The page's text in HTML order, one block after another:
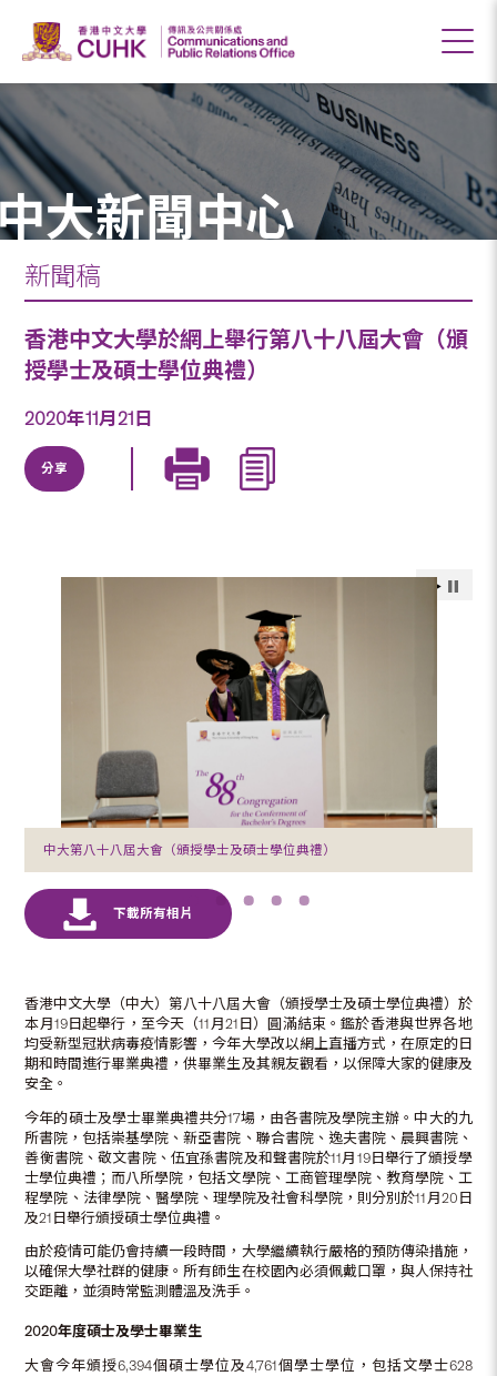
大新聞中心
新聞稿
香港中文大學於網上舉行第八十八屆大會（頒
授學士及碩士學位典禮）
2020年11月21日
分享
中大第八十八屆大會（頒授學士及碩士學位典禮）
香港中文大學（中大）第八十八屆大會（頒授學士及碩士學位典禮）於
本月19日起舉行，至今天（11月21日）圓滿結束。鑑於香港與世界各地
均受新型冠狀病毒疫情影響，今年大學改以網上直播方式，在原定的日
期和時間進行畢業典禮，供畢業生及其親友觀看，以保障大家的健康及
安全。
今年的碩士及學士畢業典禮共分17場，由各書院及學院主辦。中大的九
所書院，包括崇基學院、新亞書院、聯合書院、逸夫書院、晨興書院、
善衡書院、敬文書院、伍宜孫書院及和聲書院於11月19日舉行了頒授學
士學位典禮；而八所學院，包括文學院、工商管理學院、教育學院、工
程學院、法律學院、醫學院、理學院及社會科學院，則分別於11月20日
及21日舉行頒授碩士學位典禮。
由於疫情可能仍會持續一段時間，大學繼續執行嚴格的預防傳染措施，
以確保大學社群的健康。所有師生在校園內必須佩戴口罩，與人保持社
交距離，並須時常監測體溫及洗手。
2020年度碩士及學士畢業生
大會今年頒授6,394個碩士學位及4,761個學士學位，包括文學士628